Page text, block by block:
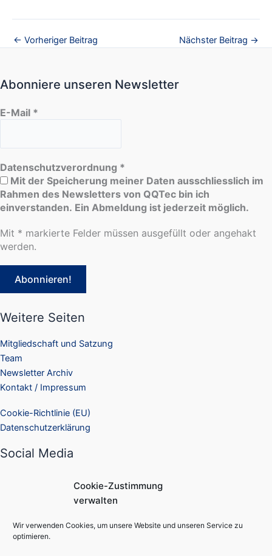
Cookie-Zustimmung
verwalten
Wir verwenden Cookies, um unsere Website und unseren Service zu
optimieren.
← Vorheriger Beitrag Nächster Beitrag →
Abonniere unseren Newsletter
E-Mail *
Datenschutzverordnung *
Mit der Speicherung meiner Daten ausschliesslich im
Rahmen des Newsletters von QQTec bin ich
einverstanden. Ein Abmeldung ist jederzeit möglich.
Mit * markierte Felder müssen ausgefüllt oder angehakt
werden.
Weitere Seiten
Mitgliedschaft und Satzung
Team
Newsletter Archiv
Kontakt / Impressum
Cookie-Richtlinie (EU)
Datenschutzerklärung
Social Media